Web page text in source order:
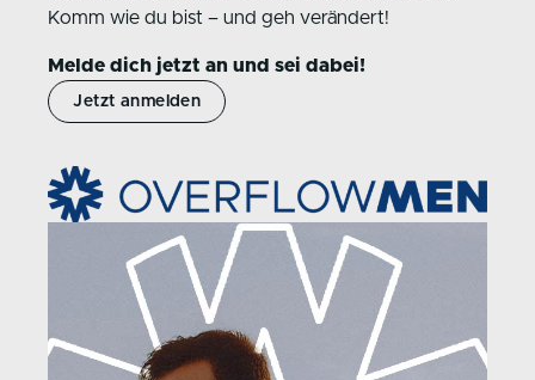
Komm wie du bist – und geh verändert!
Melde dich jetzt an und sei dabei!
Jetzt anmelden